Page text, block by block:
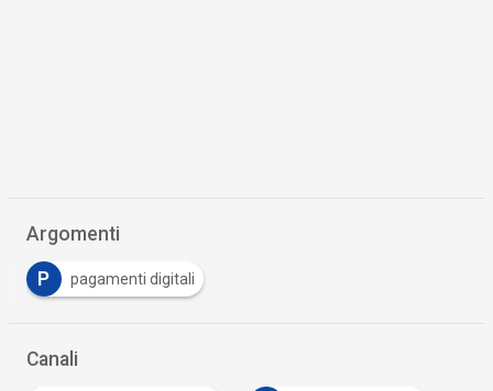
Argomenti
P pagamenti digitali
Canali